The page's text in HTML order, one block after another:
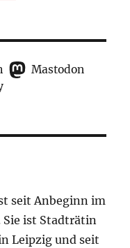
Mastodon
seit Anbeginn im
ist Stadträtin
Leipzig und seit